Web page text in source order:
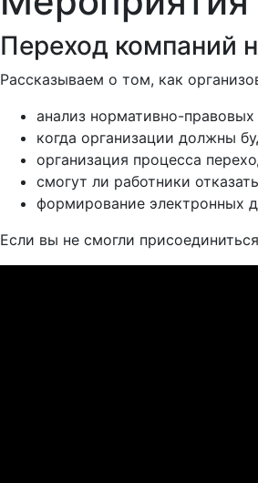
Переход компаний
Рассказываем о том, как
анализ нормативно-правовых
когда организации должны
организация процесса
смогут ли работники
формирование электронных
Если вы не смогли